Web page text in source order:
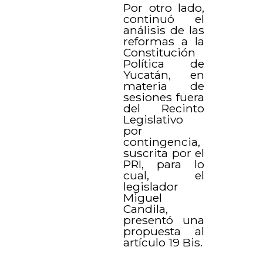
Por otro lado,
continuó el
análisis de las
reformas a la
Constitución
Política de
Yucatán, en
materia de
sesiones fuera
del Recinto
Legislativo
por
contingencia,
suscrita por el
PRI, para lo
cual, el
legislador
Miguel
Candila,
presentó una
propuesta al
artículo 19 Bis.